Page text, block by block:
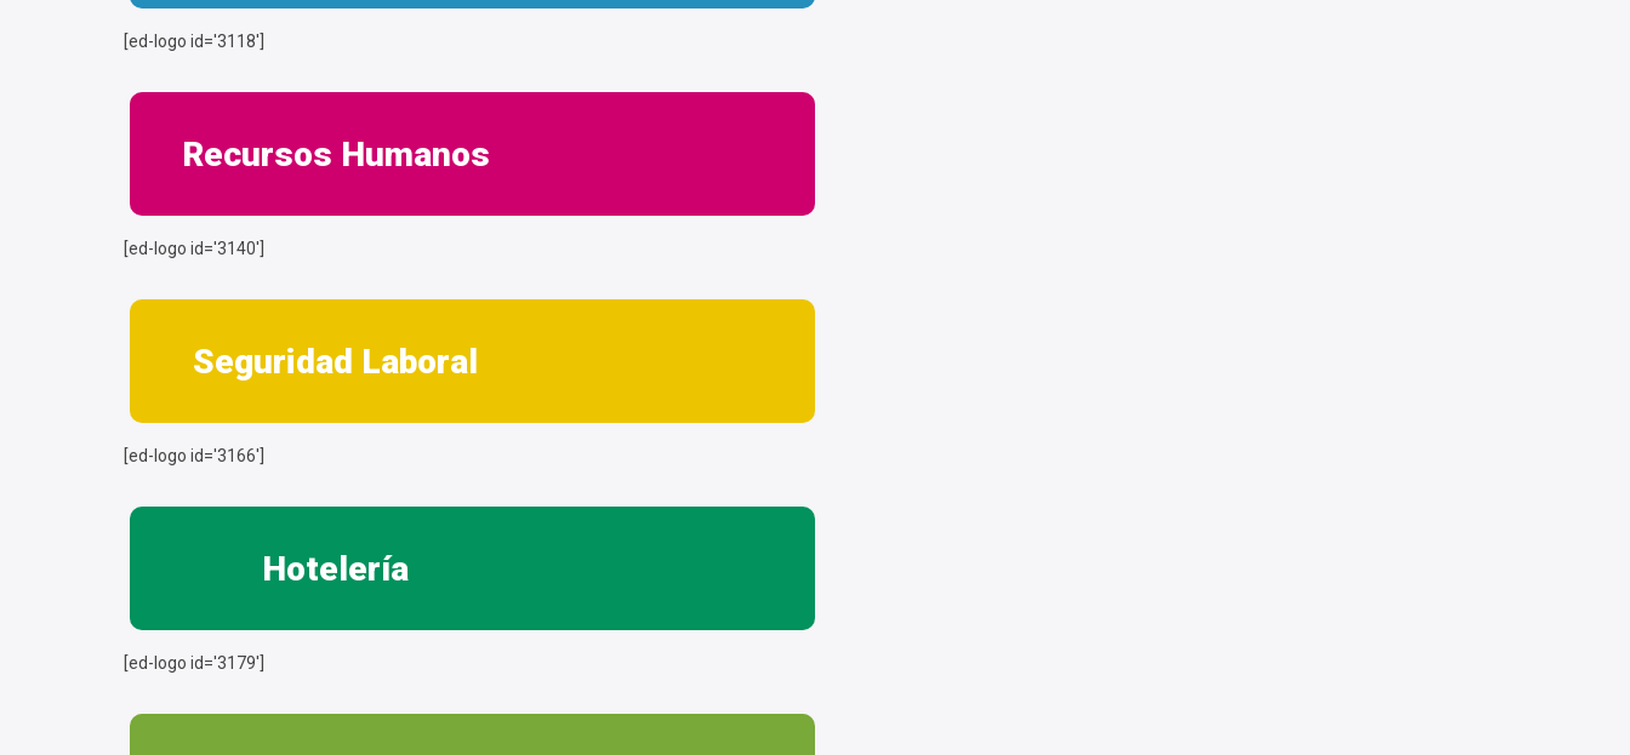
[ed-logo id='3118']
Recursos Humanos
[ed-logo id='3140']
Seguridad Laboral
[ed-logo id='3166']
Hotelería
[ed-logo id='3179']